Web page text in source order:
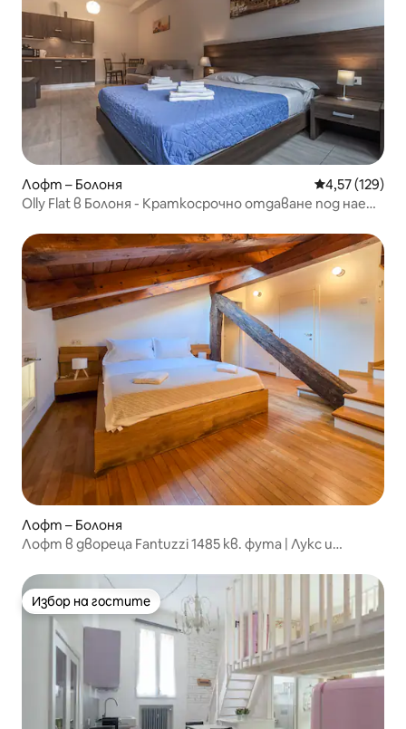
Лофт – Болоня Средна
4,57 (129)
Olly Flat в Болоня - Краткосрочно отдаване под наем
Лофт – Болоня
Лофт в двореца Fantuzzi 1485 кв. фута | Лукс и
Избор на гостите
Избор на гостите